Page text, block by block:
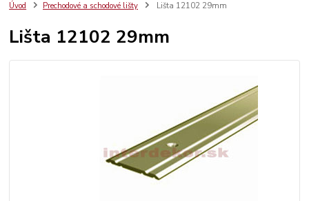
Úvod Prechodové a schodové lišty Lišta 12102 29mm
Lišta 12102 29mm